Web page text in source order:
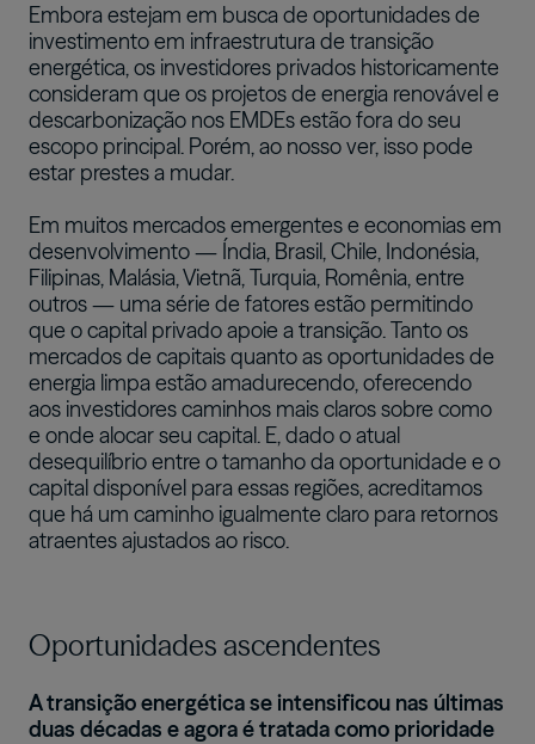
Embora estejam em busca de oportunidades de
investimento em infraestrutura de transição
energética, os investidores privados historicamente
consideram que os projetos de energia renovável e
descarbonização nos EMDEs estão fora do seu
escopo principal. Porém, ao nosso ver, isso pode
estar prestes a mudar.
Em muitos mercados emergentes e economias em
desenvolvimento — Índia, Brasil, Chile, Indonésia,
Filipinas, Malásia, Vietnã, Turquia, Romênia, entre
outros — uma série de fatores estão permitindo
que o capital privado apoie a transição. Tanto os
mercados de capitais quanto as oportunidades de
energia limpa estão amadurecendo, oferecendo
aos investidores caminhos mais claros sobre como
e onde alocar seu capital. E, dado o atual
desequilíbrio entre o tamanho da oportunidade e o
capital disponível para essas regiões, acreditamos
que há um caminho igualmente claro para retornos
atraentes ajustados ao risco.
Oportunidades ascendentes
A transição energética se intensificou nas últimas
duas décadas e agora é tratada como prioridade